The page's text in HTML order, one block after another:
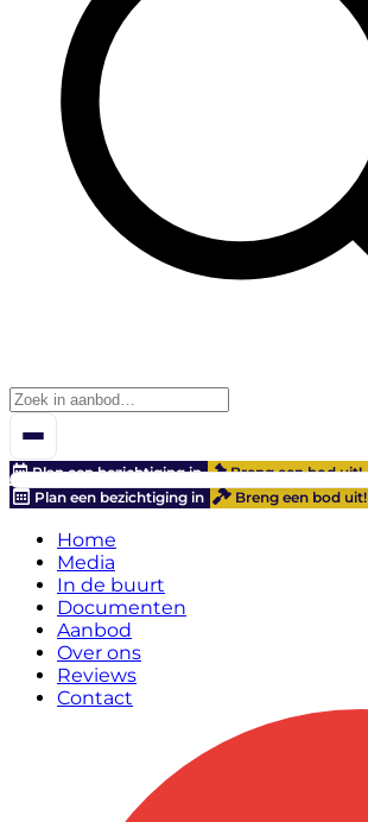
Plan een bezichtiging in Breng een bod uit!
Plan een bezichtiging in
Breng een bod uit!
Home
Media
In de buurt
Documenten
Aanbod
Over ons
Reviews
Contact